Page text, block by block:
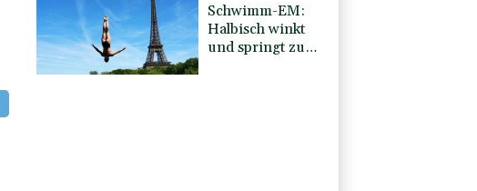
Schwimm-EM:
Halbisch winkt
und springt zu